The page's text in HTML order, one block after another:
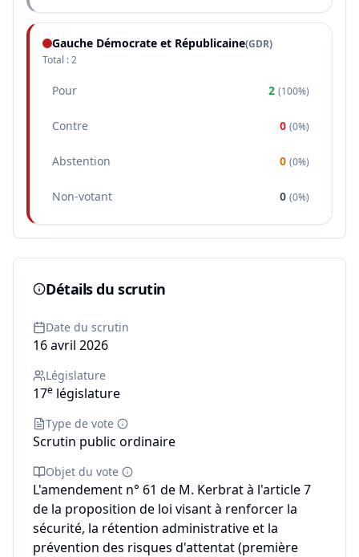
Gauche Démocrate et Républicaine(GDR)
Total :2
Pour 2 (100%)
Contre 0 (0%)
Abstention 0 (0%)
Non-votant 0 (0%)
Détails du scrutin
Date du scrutin
16 avril 2026
Législature
17e législature
Type de vote
Scrutin public ordinaire
Objet du vote
L'amendement n° 61 de M. Kerbrat à l'article 7
de la proposition de loi visant à renforcer la
sécurité, la rétention administrative et la
prévention des risques d'attentat (première